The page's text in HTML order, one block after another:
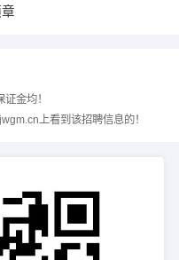
金均！
上看到该招聘信息的！